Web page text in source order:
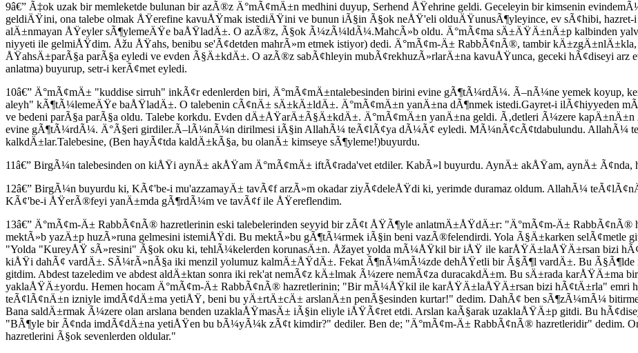
9â€” Ã‡ok uzak bir memleketde bulunan bir azÃ®z Ä°mÃ¢mÄ±n medhini duyup, Serhend ÅŸehrine geldi. Geceleyin bir kimsenin
geldiÄŸini, ona talebe olmak ÅŸerefine kavuÅŸmak istediÄŸini ve bunun iÃ§in Ã§ok neÅŸ'eli olduÄŸunusÃ¶yleyince, ev sÃ¢hibi,
alÄ±nmayan ÅŸeyler sÃ¶ylemeÄŸe baÅŸladÄ±. O azÃ®z, Ã§ok Ã¼zÃ¼ldÃ¼.MahcÃ»b oldu. Ä°mÃ¢ma sÄ±ÄŸÄ±nÄ±p kalbinden
niyyeti ile gelmiÅŸdim. Åžu ÅŸahs, benibu se'Ã¢detden mahrÃ»m etmek istiyor) dedi. Ä°mÃ¢m-Ä± RabbÃ¢nÃ®, tambir
ÅŸahsÄ±parÃ§a parÃ§a eyledi ve evden Ã§Ä±kdÄ±. O azÃ®z sabÃ¢hleyin mubÃ¢rekhuzÃ»rlarÄ±na kavuÅŸunca, geceki hÃ¢diseyi arz
anlatma) buyurup, setr-i kerÃ¢met eyledi.
10â€” Ä°mÃ¢mÄ± "kuddise sirruh" inkÃ¢r edenlerden biri, Ä°mÃ¢mÄ±ntalebesinden birini evine gÃ¶tÃ¼rdÃ¼. Ã–nÃ¼ne yemek koyup,
aleyh" kÃ¶tÃ¼lemeÄŸe baÅŸladÄ±. O talebenin cÃ¢nÄ± sÄ±kÄ±ldÄ±. Ä°mÃ¢mÄ±n yanÄ±na dÃ¶nmek istedi.Gayret-i ilÃ¢hiyyeden
ve bedeni parÃ§a parÃ§a oldu. Talebe korkdu. Evden dÄ±ÅŸarÄ±Ã§Ä±kdÄ±. Ä°mÃ¢mÄ±n yanÄ±na geldi. Ã‚detleri Ã¼zere
evine gÃ¶tÃ¼rdÃ¼. Ä°Ã§eri girdiler.Ã–lÃ¼nÃ¼n dirilmesi iÃ§in AllahÃ¼ teÃ¢lÃ¢ya dÃ¼Ã¢ eyledi. MÃ¼nÃ¢cÃ¢tdabulundu. AllahÃ¼
kalkdÄ±lar.Talebesine, (Ben hayÃ¢tda kaldÄ±kÃ§a, bu olanÄ± kimseye sÃ¶yleme!)buyurdu.
11â€” BirgÃ¼n talebesinden on kiÅŸi aynÄ± akÅŸam Ä°mÃ¢mÄ± iftÃ¢rada'vet etdiler. KabÃ»l buyurdu. AynÄ± akÅŸam, aynÄ± Ã¢nda,
12â€” BirgÃ¼n buyurdu ki, KÃ¢'be-i mu'azzamayÄ± tavÃ¢f arzÃ»m okadar ziyÃ¢deleÅŸdi ki, yerimde duramaz oldum. AllahÃ¼
KÃ¢'be-i ÅŸerÃ®feyi yanÄ±mda gÃ¶rdÃ¼m ve tavÃ¢f ile ÅŸereflendim.
13â€” Ä°mÃ¢m-Ä± RabbÃ¢nÃ® hazretlerinin eski talebelerinden seyyid bir zÃ¢t ÅŸÃ¶yle anlatmÄ±ÅŸdÄ±r: "Ä°mÃ¢m-Ä± RabbÃ¢nÃ®
mektÃ»b yazÄ±p huzÃ»runa gelmesini istemiÅŸdi. Bu mektÃ»bu gÃ¶tÃ¼rmek iÃ§in beni vazÃ®felendirdi. Yola Ã§Ä±karken selÃ¢metle
"Yolda "KureyÅŸ sÃ»resini" Ã§ok oku ki, tehlÃ¼kelerden korunasÄ±n. Åžayet yolda mÃ¼ÅŸkil bir iÅŸ ile karÅŸÄ±laÅŸÄ±rsan bizi
kiÅŸi dahÃ¢ vardÄ±. SÃ¼rÃ»nÃ§a iki menzil yolumuz kalmÄ±ÅŸdÄ±. Fekat Ã¶nÃ¼mÃ¼zde dehÅŸetli bir Ã§Ã¶l vardÄ±. Bu Ã§Ã¶lde
gitdim. Abdest tazeledim ve abdest aldÄ±ktan sonra iki rek'at nemÃ¢z kÄ±lmak Ã¼zere nemÃ¢za duracakdÄ±m. Bu sÄ±rada karÅŸÄ±ma
yaklaÅŸÄ±yordu. Hemen hocam Ä°mÃ¢m-Ä± RabbÃ¢nÃ® hazretlerinin; "Bir mÃ¼ÅŸkil ile karÅŸÄ±laÅŸÄ±rsan bizi hÃ¢tÄ±rla" emri
teÃ¢lÃ¢nÄ±n izniyle imdÃ¢dÄ±ma yetiÅŸ, beni bu yÄ±rtÄ±cÄ± arslanÄ±n penÃ§esinden kurtar!" dedim. DahÃ¢ ben sÃ¶zÃ¼mÃ¼
Bana saldÄ±rmak Ã¼zere olan arslana benden uzaklaÅŸmasÄ± iÃ§in eliyle iÅŸÃ¢ret etdi. Arslan kaÃ§arak uzaklaÅŸÄ±p gitdi. Bu
"BÃ¶yle bir Ã¢nda imdÃ¢dÄ±na yetiÅŸen bu bÃ¼yÃ¼k zÃ¢t kimdir?" dediler. Ben de; "Ä°mÃ¢m-Ä± RabbÃ¢nÃ® hazretleridir" dedim.
hazretlerini Ã§ok sevenlerden oldular."